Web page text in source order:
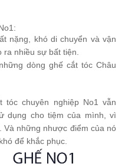
nặng, khó di chuyển và vận
nhiều sự bất tiện.
dòng ghế cắt tóc Châu
chuyên nghiệp No1 vẫn
dụng cho tiệm của mình, vì
Và những nhược điểm của nó
để khắc phục.